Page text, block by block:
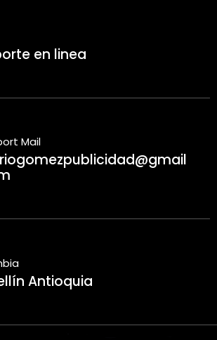
en linea
Mail
Antioquia